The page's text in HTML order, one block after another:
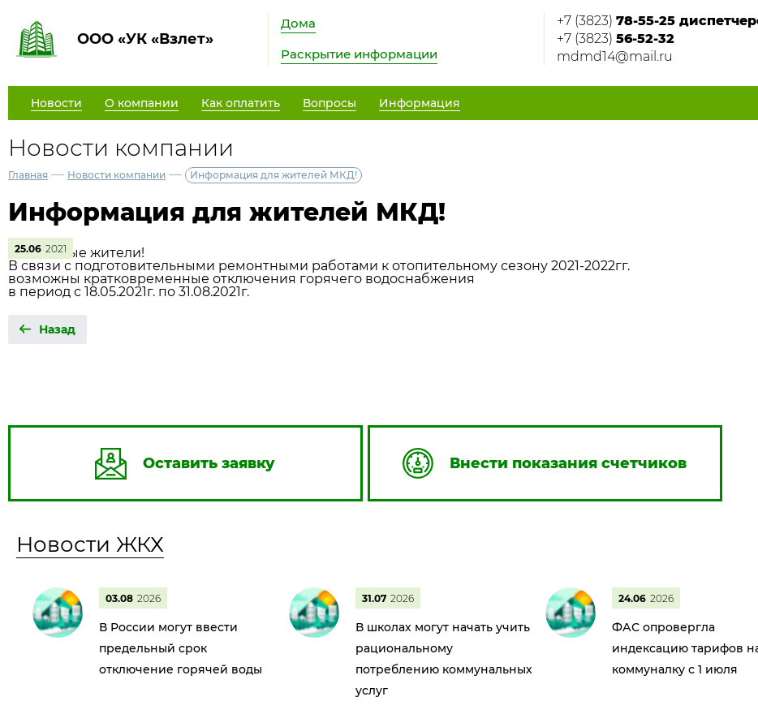
ООО «УК «Взлет»
Дома
Раскрытие информации
+7 (3823) 78-55-25
+7 (3823) 56-52-32
mdmd14@mail.ru
Новости О компании Как оплатить Вопросы Информация
Новости компании
Главная — Новости компании — Информация для жителей МКД!
Информация для жителей МКД!
25.06 2021
Уважаемые жители!
В связи с подготовительными ремонтными работами к отопительному сезону 2021-2022гг.
возможны кратковременные отключения горячего водоснабжения
в период с 18.05.2021г. по 31.08.2021г.
Назад
Оставить заявку Внести показания счетчиков
Новости ЖКХ
03.08 2026
В России могут ввести
предельный срок
отключение горячей воды
31.07 2026
В школах могут начать учить
рациональному
потреблению коммунальных
услуг
24.06 2026
ФАС опровергла
индексацию тарифов
коммуналку с 1 июля